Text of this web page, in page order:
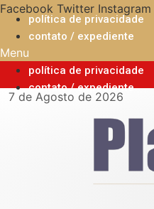
Ir
para
conteúdo
Facebook Twitter Instagram
política de privacidade
contato / expediente
Menu
política de privacidade
contato / expediente
7 de Agosto de 2026